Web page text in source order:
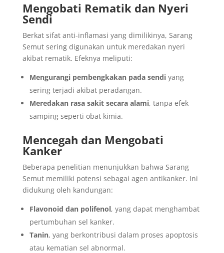
Mengobati Rematik dan Nyeri
Sendi
Berkat sifat anti-inflamasi yang dimilikinya, Sarang
Semut sering digunakan untuk meredakan nyeri
akibat rematik. Efeknya meliputi:
Mengurangi pembengkakan pada sendiyang
sering terjadi akibat peradangan.
Meredakan rasa sakit secara alami, tanpa efek
samping seperti obat kimia.
Mencegah dan Mengobati
Kanker
Beberapa penelitian menunjukkan bahwa Sarang
Semut memiliki potensi sebagai agen antikanker. Ini
didukung oleh kandungan:
Flavonoid dan polifenol, yang dapat menghambat
pertumbuhan sel kanker.
Tanin, yang berkontribusi dalam proses apoptosis
atau kematian sel abnormal.